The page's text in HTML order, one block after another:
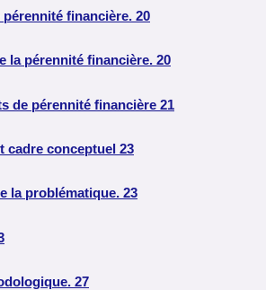
financière. 20
pérennité financière. 20
pérennité financière 21
conceptuel 23
problématique. 23
27